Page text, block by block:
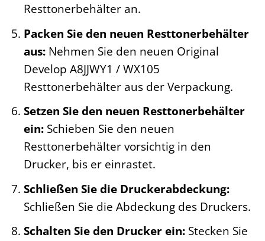
Resttonerbehälter an.
Packen Sie den neuen Resttonerbehälter
aus:Nehmen Sie den neuen Original
Develop A8JJWY1 / WX105
Resttonerbehälter aus der Verpackung.
Setzen Sie den neuen Resttonerbehälter
ein:Schieben Sie den neuen
Resttonerbehälter vorsichtig in den
Drucker, bis er einrastet.
Schließen Sie die Druckerabdeckung:
Schließen Sie die Abdeckung des Druckers.
Schalten Sie den Drucker ein:Stecken Sie